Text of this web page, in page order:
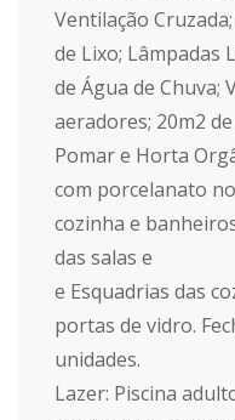
Ventilação
de Lixo; Lâmpadas
de Água de Chuva;
aeradores; 20m2
Pomar e Horta
com porcelanato
cozinha e
das salas e
e Esquadrias das
portas de vidro.
unidades.
Lazer: Piscina